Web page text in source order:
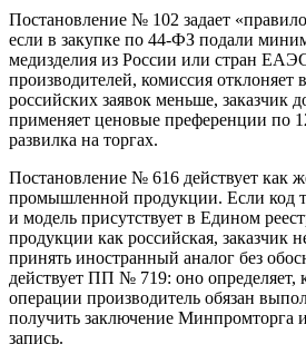
Постановление № 102 задает
если в закупке по 44-ФЗ подали
медизделия из России или стран
производителей, комиссия отклоняет
российских заявок меньше, заказчик
применяет ценовые преференции по
развилка на торгах.
Постановление № 616 действует как
промышленной продукции. Если код
и модель присутствует в Едином
продукции как российская, заказчик
принять иностранный аналог без
действует ПП № 719: оно определяет,
операции производитель обязан
получить заключение Минпромторга
запись.